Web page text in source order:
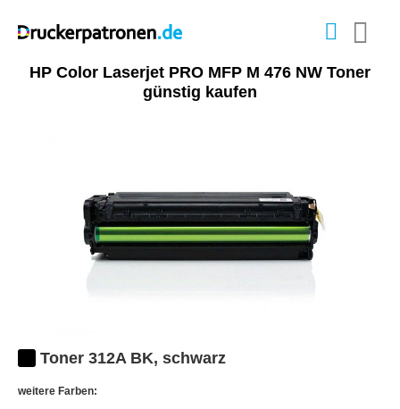
HP Color Laserjet PRO MFP M 476 NW Toner
günstig kaufen
Toner 312A BK, schwarz
weitere Farben: